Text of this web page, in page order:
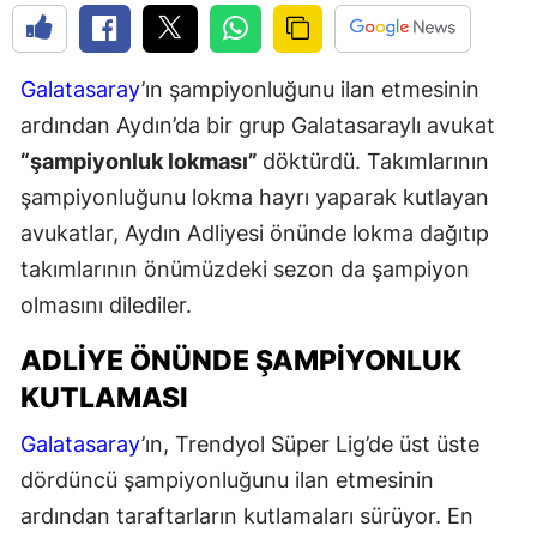
Galatasaray’ın şampiyonluğunu ilan etmesinin
ardından Aydın’da bir grup Galatasaraylı avukat
“şampiyonluk lokması” döktürdü. Takımlarının
şampiyonluğunu lokma hayrı yaparak kutlayan
avukatlar, Aydın Adliyesi önünde lokma dağıtıp
takımlarının önümüzdeki sezon da şampiyon
olmasını dilediler.
ADLİYE ÖNÜNDE ŞAMPİYONLUK
KUTLAMASI
Galatasaray’ın, Trendyol Süper Lig’de üst üste
dördüncü şampiyonluğunu ilan etmesinin
ardından taraftarların kutlamaları sürüyor. En